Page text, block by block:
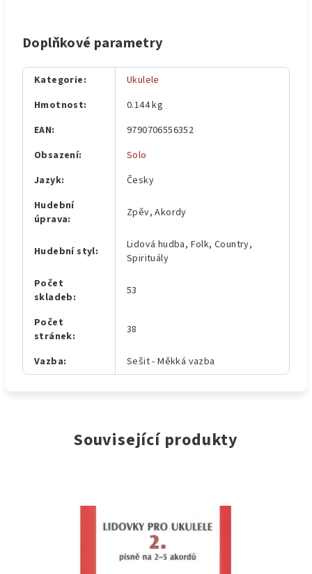
Doplňkové parametry
Kategorie:
Ukulele
Hmotnost:
0.144 kg
EAN:
9790706556352
Obsazení:
Solo
Jazyk:
Česky
Hudební
úprava: Zpěv, Akordy
Hudební styl:
Lidová hudba, Folk, Country,
Spirituály
Počet
skladeb: 53
Počet
stránek: 38
Vazba: Sešit - Měkká vazba
Související produkty